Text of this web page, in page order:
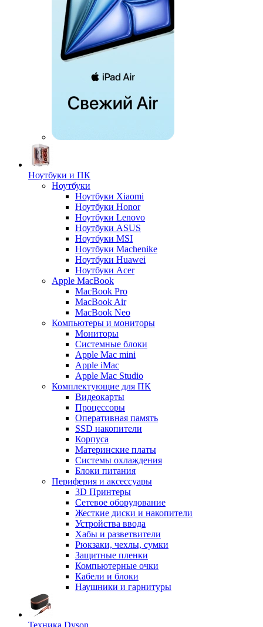
Ноутбуки и ПК
Ноутбуки
Ноутбуки Xiaomi
Ноутбуки Honor
Ноутбуки Lenovo
Ноутбуки ASUS
Ноутбуки MSI
Ноутбуки Machenike
Ноутбуки Huawei
Ноутбуки Acer
Apple MacBook
MacBook Pro
MacBook Air
MacBook Neo
Компьютеры и мониторы
Мониторы
Системные блоки
Apple Mac mini
Apple iMac
Apple Mac Studio
Комплектующие для ПК
Видеокарты
Процессоры
Оперативная память
SSD накопители
Корпуса
Материнские платы
Системы охлаждения
Блоки питания
Периферия и аксессуары
3D Принтеры
Сетевое оборудование
Жесткие диски и накопители
Устройства ввода
Хабы и разветвители
Рюкзаки, чехлы, сумки
Защитные пленки
Компьютерные очки
Кабели и блоки
Наушники и гарнитуры
Техника Dyson